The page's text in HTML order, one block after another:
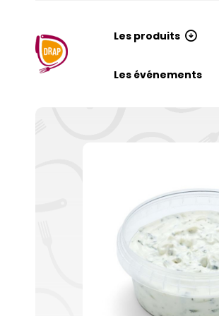
Les produits
Les événements